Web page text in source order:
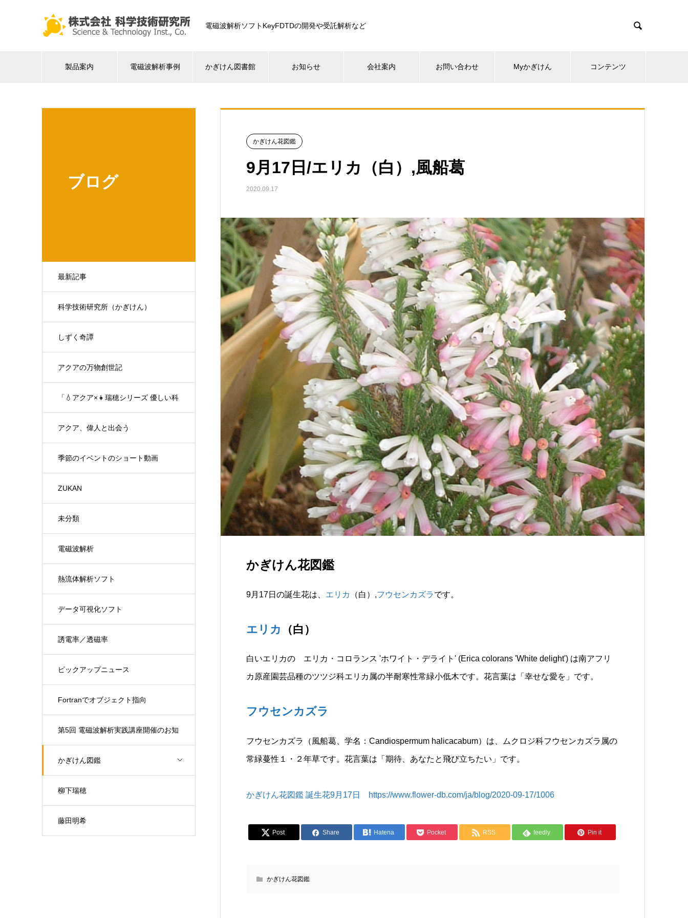
電磁波解析ソフトKeyFDTDの開発や受託解析など 
製品案内 電磁波解析事例 かぎけん図書館 お知らせ 会社案内 お問い合わせ Myかぎけん コンテンツ
ブログ
最新記事
科学技術研究所（かぎけん）
しずく奇譚
アクアの万物創世記
「💧アクア×👧瑞穂シリーズ 優しい科
学の対話」
アクア、偉人と出会う
季節のイベントのショート動画
ZUKAN
未分類
電磁波解析
熱流体解析ソフト
データ可視化ソフト
誘電率／透磁率
ピックアップニュース
Fortranでオブジェクト指向
第5回 電磁波解析実践講座開催のお知
らせ（開催日：9月30日)
かぎけん図鑑
柳下瑞穂
藤田明希
かぎけん花図鑑
9月17日/エリカ（白）,風船葛
2020.09.17
かぎけん花図鑑
9月17日の誕生花は、 エリカ （白）,フウセンカズラです。
エリカ （白）
白いエリカの エリカ・コロランス 'ホワイト・デライト' (Erica colorans 'White delight') は南アフリ
カ原産園芸品種のツツジ科エリカ属の半耐寒性常緑小低木です。花言葉は「幸せな愛を」です。
フウセンカズラ
フウセンカズラ（風船葛、学名：Candiospermum halicacabum）は、ムクロジ科フウセンカズラ属の
常緑蔓性１・２年草です。花言葉は「期待、あなたと飛び立ちたい」です。
かぎけん花図鑑 誕生花9月17日 https://www.flower-db.com/ja/blog/2020-09-17/1006
Post Share Hatena Pocket RSS feedly Pin it
かぎけん花図鑑